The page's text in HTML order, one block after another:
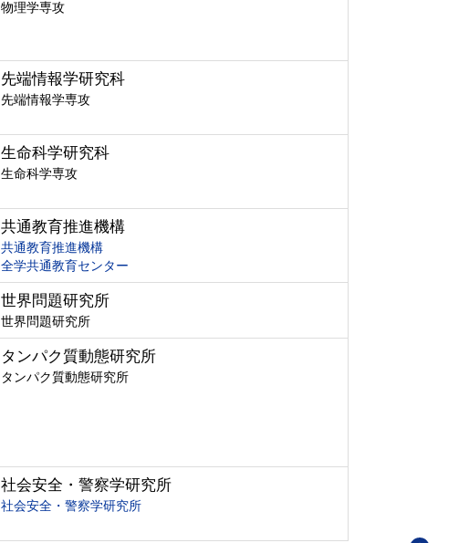
物理学専攻
先端情報学研究科
先端情報学専攻
生命科学研究科
生命科学専攻
共通教育推進機構
共通教育推進機構
全学共通教育センター
世界問題研究所
世界問題研究所
タンパク質動態研究所
タンパク質動態研究所
社会安全・警察学研究所
社会安全・警察学研究所